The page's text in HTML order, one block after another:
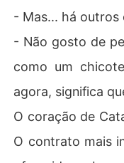
- Mas... há outros
- Não gosto de
como um
agora, significa
O coração de
O contrato mais